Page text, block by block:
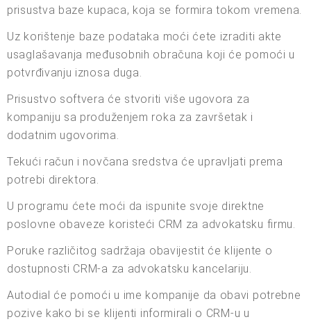
prisustva baze kupaca, koja se formira tokom vremena.
Uz korištenje baze podataka moći ćete izraditi akte
usaglašavanja međusobnih obračuna koji će pomoći u
potvrđivanju iznosa duga.
Prisustvo softvera će stvoriti više ugovora za
kompaniju sa produženjem roka za završetak i
dodatnim ugovorima.
Tekući račun i novčana sredstva će upravljati prema
potrebi direktora.
U programu ćete moći da ispunite svoje direktne
poslovne obaveze koristeći CRM za advokatsku firmu.
Poruke različitog sadržaja obavijestit će klijente o
dostupnosti CRM-a za advokatsku kancelariju.
Autodial će pomoći u ime kompanije da obavi potrebne
pozive kako bi se klijenti informirali o CRM-u u